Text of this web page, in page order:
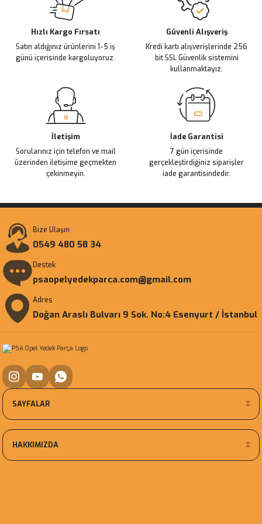
Ürün bilgilerinde hatalar bulunuyor.
Ürün fiyatı diğer sitelerden daha pahalı.
Bu ürüne benzer farklı alternatifler olmalı.
Hızlı Kargo Fırsatı
Satın aldığınız ürünlerini 1-5 iş
günü içerisinde kargoluyoruz.
Güvenli Alışveriş
Kredi kartı alışverişlerinde 256
bit SSL Güvenlik sistemini
kullanmaktayız.
İletişim
Sorularınız için telefon ve mail
üzerinden iletişime geçmekten
çekinmeyin.
İade Garantisi
7 gün içerisinde
gerçekleştirdiğiniz siparişler
iade garantisindedir.
Bize Ulaşın
0549 480 58 34
Destek
psaopelyedekparca.com@gmail.com
Adres
Doğan Araslı Bulvarı 9 Sok. No:4 Esenyurt / İstanbul
SAYFALAR
HAKKIMIZDA